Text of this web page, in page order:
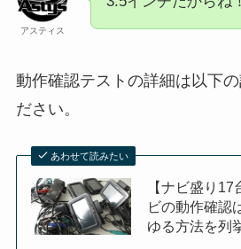
アスティス
動作確認テストの詳細は以下
ださい。
あわせて読みたい
【ナビ盛り
ビの動作確認
ゆる方法を列